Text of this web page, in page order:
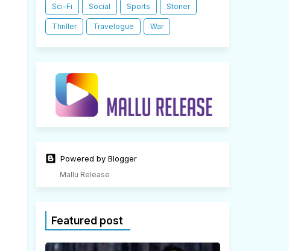
Sci-Fi Social Sports Stoner
Thriller Travelogue War
Powered by Blogger
Mallu Release
Featured post